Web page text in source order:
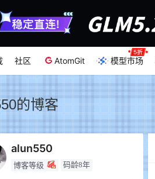
社区 AtomGit 模型市场
的博客
alun550
博客等级 码龄8年